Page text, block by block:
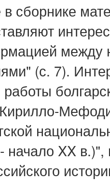
сборнике
между
(с. 7).
начало XX в.)",